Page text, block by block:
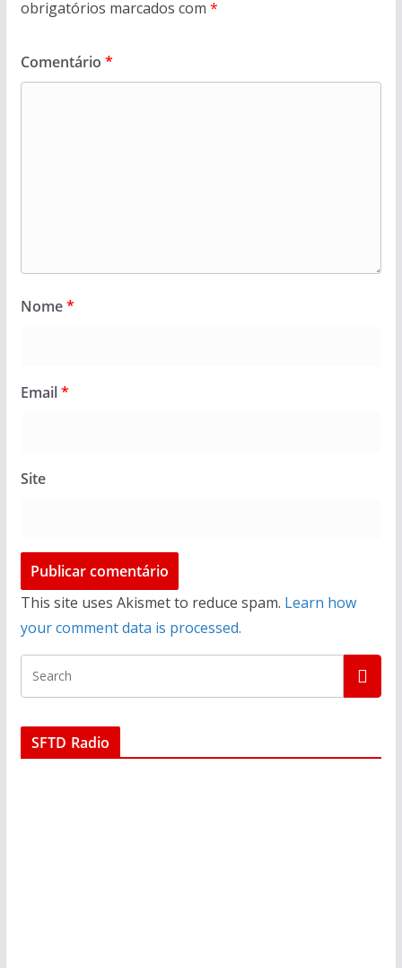
obrigatórios marcados com *
Comentário *
Nome*
Email*
Site
This site uses Akismet to reduce spam. Learn how
your comment data is processed.
SFTD Radio